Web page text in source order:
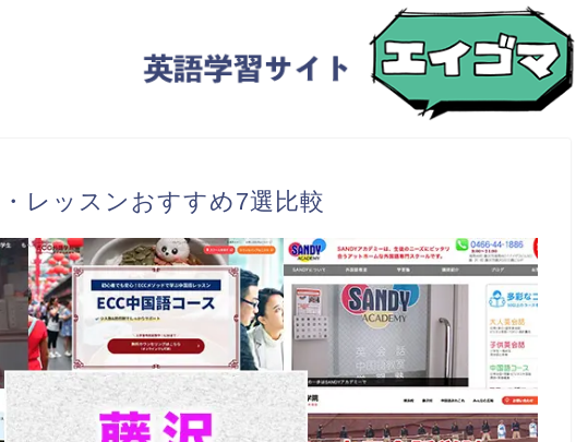
レッスンおすすめ7選比較